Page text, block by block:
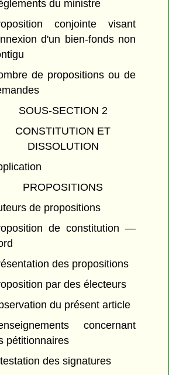
du ministre
conjointe visant
d'un bien-fonds non
de propositions ou de
SOUS-SECTION 2
CONSTITUTION ET
DISSOLUTION
PROPOSITIONS
de propositions
de constitution —
des propositions
par des électeurs
du présent article
concernant
pétitionnaires
des signatures